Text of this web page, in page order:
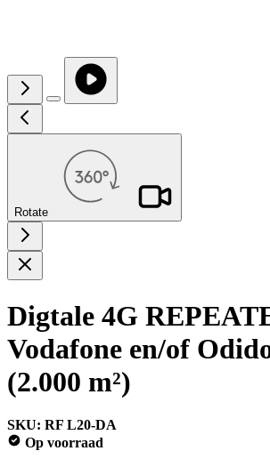
Rotate
Digtale 4G
Vodafone en/of
(2.000 m²)
SKU: RF L20-DA
Op voorraad